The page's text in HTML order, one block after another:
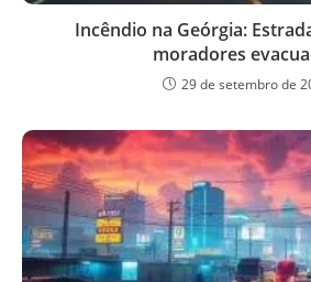
Incêndio na Geórgia:
moradores
29 de setembro de